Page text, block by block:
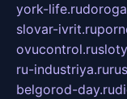
york-life.ru
slovar-ivrit.ru
ovucontrol.ru
ru-industriya.ru
belgorod-day.ru